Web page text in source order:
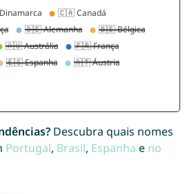
Descubra quais nomes
Portugal, Brasil, Espanha e no